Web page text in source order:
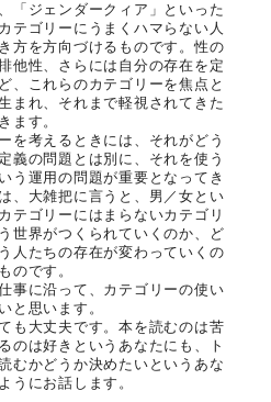
「ジェンダークィア」といった
テゴリーにうまくハマらない人
方を方向づけるものです。性の
他性、さらには自分の存在を定
、これらのカテゴリーを焦点と
まれ、それまで軽視されてきた
ます。
を考えるときには、それがどう
義の問題とは別に、それを使う
う運用の問題が重要となってき
、大雑把に言うと、男／女とい
テゴリーにはまらないカテゴリ
世界がつくられていくのか、ど
人たちの存在が変わっていくの
のです。
事に沿って、カテゴリーの使い
と思います。
も大丈夫です。本を読むのは苦
のは好きというあなたにも、ト
むかどうか決めたいというあな
うにお話します。